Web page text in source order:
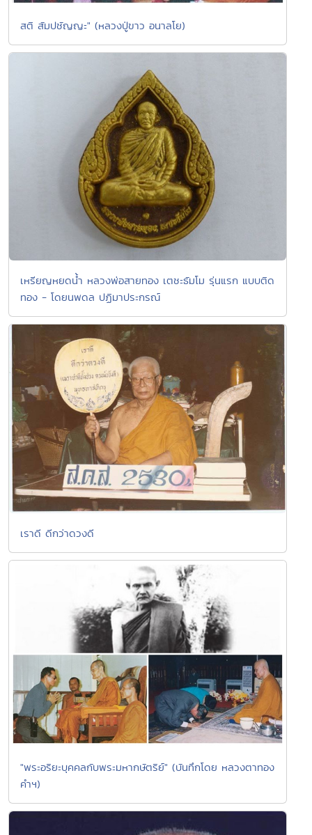
สติ สัมปชัญญะ" (หลวงปู่ขาว อนาลโย)
เหรียญหยดน้ำ หลวงพ่อสายทอง เตชะธัมโม รุ่นแรก แบบติด
ทอง - โดยนพดล ปฏิมาประกรณ์
เราดี ดีกว่าดวงดี
"พระอริยะบุคคลกับพระมหากษัตริย์" (บันทึกโดย หลวงตาทอง
คำฯ)